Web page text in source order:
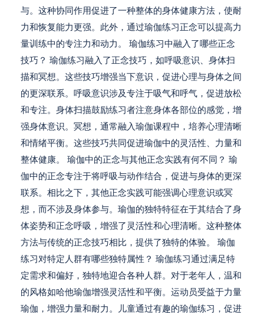
与。这种协同作用促进了一种整体的身体健康方法，使耐
力和恢复能力更强。此外，通过瑜伽练习正念可以提高力
量训练中的专注力和动力。 瑜伽练习中融入了哪些正念
技巧？ 瑜伽练习融入了正念技巧，如呼吸意识、身体扫
描和冥想。这些技巧增强当下意识，促进心理与身体之间
的更深联系。呼吸意识涉及专注于吸气和呼气，促进放松
和专注。身体扫描鼓励练习者注意身体各部位的感觉，增
强身体意识。冥想，通常融入瑜伽课程中，培养心理清晰
和情绪平衡。这些技巧共同促进瑜伽中的灵活性、力量和
整体健康。 瑜伽中的正念与其他正念实践有何不同？ 瑜
伽中的正念专注于将呼吸与动作结合，促进与身体的更深
联系。相比之下，其他正念实践可能强调心理意识或冥
想，而不涉及身体参与。瑜伽的独特特征在于其结合了身
体姿势和正念呼吸，增强了灵活性和心理清晰。这种整体
方法与传统的正念技巧相比，提供了独特的体验。 瑜伽
练习对特定人群有哪些独特属性？ 瑜伽练习通过满足特
定需求和偏好，独特地迎合各种人群。对于老年人，温和
的风格如哈他瑜伽增强灵活性和平衡。运动员受益于力量
瑜伽，增强力量和耐力。儿童通过有趣的瑜伽练习，促进